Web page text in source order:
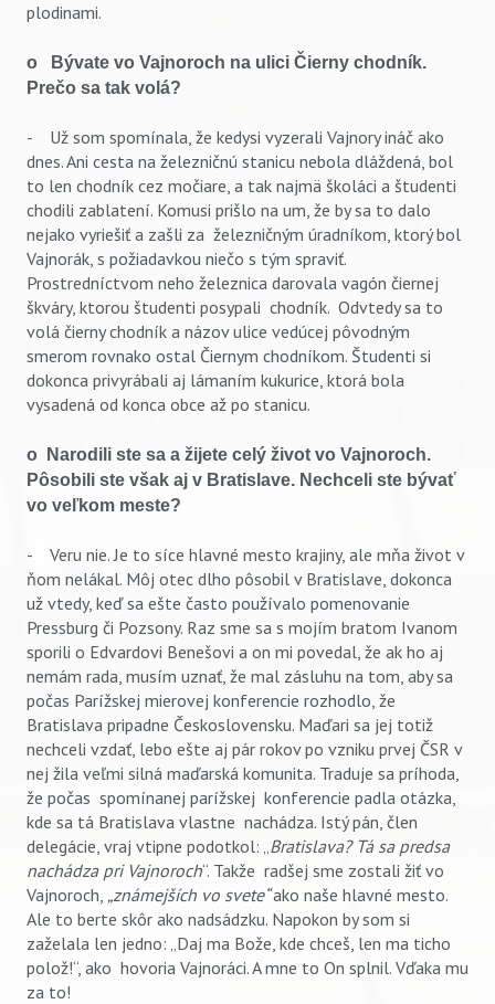
plodinami.
o Bývate vo Vajnoroch na ulici Čierny chodník.
Prečo sa tak volá?
- Už som spomínala, že kedysi vyzerali Vajnory ináč ako
dnes. Ani cesta na železničnú stanicu nebola dláždená, bol
to len chodník cez močiare, a tak najmä školáci a študenti
chodili zablatení. Komusi prišlo na um, že by sa to dalo
nejako vyriešiť a zašli za železničným úradníkom, ktorý bol
Vajnorák, s požiadavkou niečo s tým spraviť.
Prostredníctvom neho železnica darovala vagón čiernej
škváry, ktorou študenti posypali chodník. Odvtedy sa to
volá čierny chodník a názov ulice vedúcej pôvodným
smerom rovnako ostal Čiernym chodníkom. Študenti si
dokonca privyrábali aj lámaním kukurice, ktorá bola
vysadená od konca obce až po stanicu.
o Narodili ste sa a žijete celý život vo Vajnoroch.
Pôsobili ste však aj v Bratislave. Nechceli ste bývať
vo veľkom meste?
- Veru nie. Je to síce hlavné mesto krajiny, ale mňa život v
ňom nelákal. Môj otec dlho pôsobil v Bratislave, dokonca
už vtedy, keď sa ešte často používalo pomenovanie
Pressburg či Pozsony. Raz sme sa s mojím bratom Ivanom
sporili o Edvardovi Benešovi a on mi povedal, že ak ho aj
nemám rada, musím uznať, že mal zásluhu na tom, aby sa
počas Parížskej mierovej konferencie rozhodlo, že
Bratislava pripadne Československu. Maďari sa jej totiž
nechceli vzdať, lebo ešte aj pár rokov po vzniku prvej ČSR v
nej žila veľmi silná maďarská komunita. Traduje sa príhoda,
že počas spomínanej parížskej konferencie padla otázka,
kde sa tá Bratislava vlastne nachádza. Istý pán, člen
delegácie, vraj vtipne podotkol: „ Bratislava? Tá sa predsa
nachádza pri Vajnoroch“. Takže radšej sme zostali žiť vo
Vajnoroch, „známejších vo svete“ako naše hlavné mesto.
Ale to berte skôr ako nadsádzku. Napokon by som si
zaželala len jedno: „Daj ma Bože, kde chceš, len ma ticho
polož!“, ako hovoria Vajnoráci. A mne to On splnil. Vďaka mu
za to!